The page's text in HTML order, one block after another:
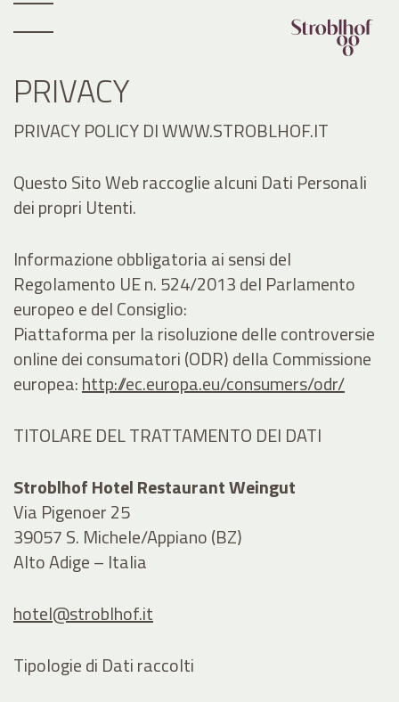
PRIVACY
PRIVACY POLICY DI WWW.STROBLHOF.IT
Questo Sito Web raccoglie alcuni Dati Personali
dei propri Utenti.
Informazione obbligatoria ai sensi del
Regolamento UE n. 524/2013 del Parlamento
europeo e del Consiglio:
Piattaforma per la risoluzione delle controversie
online dei consumatori (ODR) della Commissione
europea:http://ec.europa.eu/consumers/odr/
TITOLARE DEL TRATTAMENTO DEI DATI
Stroblhof Hotel Restaurant Weingut
Via Pigenoer 25
39057 S. Michele/Appiano (BZ)
Alto Adige – Italia
hotel@stroblhof.it
Tipologie di Dati raccolti